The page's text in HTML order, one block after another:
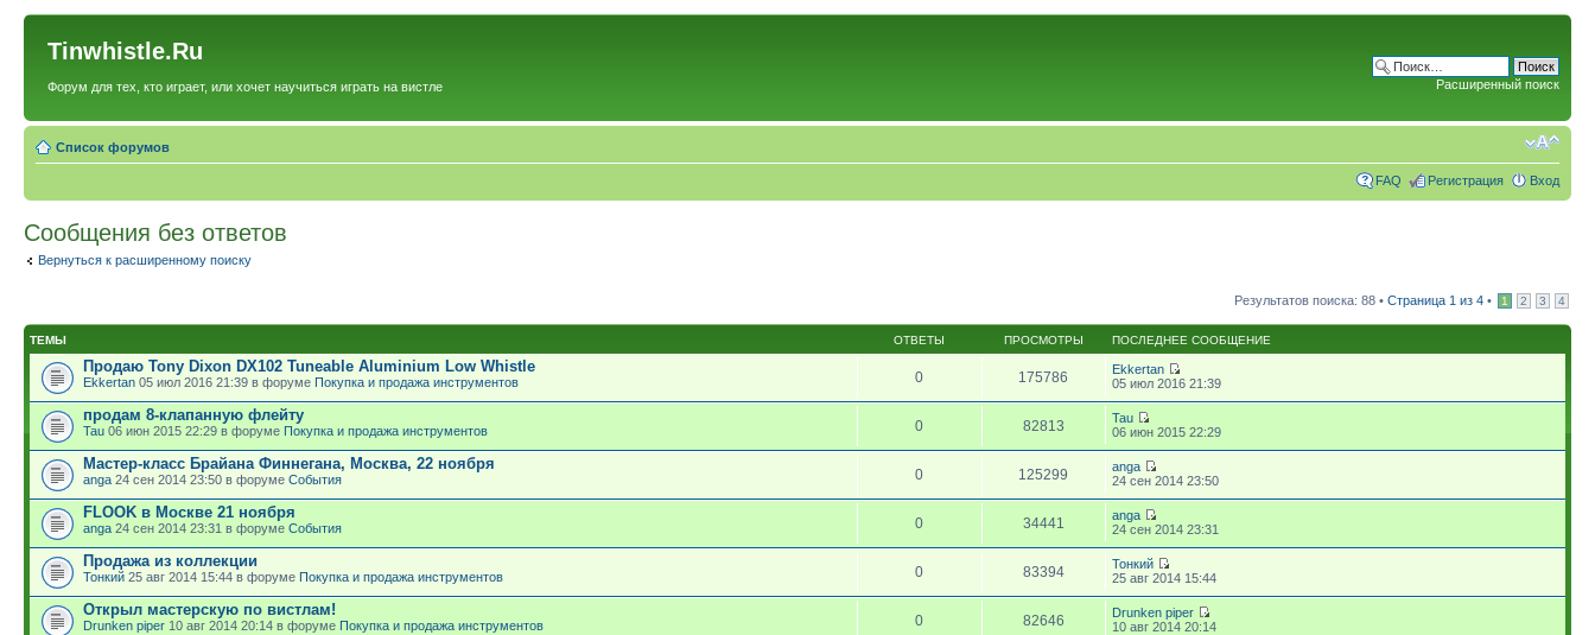
Tinwhistle.Ru
Форум для тех, кто играет, или хочет научиться играть на вистле Расширенный поиск
Список форумов
FAQ Регистрация Вход
Сообщения без ответов
Вернуться к расширенному поиску
Результатов поиска: 88 • Страница 1 из 4 • 1 2 3 4
ТЕМЫ ОТВЕТЫ ПРОСМОТРЫ ПОСЛЕДНЕЕ СООБЩЕНИЕ
Продаю Tony Dixon DX102 Tuneable Aluminium Low Whistle
Ekkertan 05 июл 2016 21:39 в форуме Покупка и продажа инструментов 0 175786
Ekkertan
05 июл 2016 21:39
продам 8-клапанную флейту
Tau 06 июн 2015 22:29 в форуме Покупка и продажа инструментов 0 82813
Tau
06 июн 2015 22:29
Мастер-класс Брайана Финнегана, Москва, 22 ноября
anga 24 сен 2014 23:50 в форуме События 0 125299
anga
24 сен 2014 23:50
FLOOK в Москве 21 ноября
anga 24 сен 2014 23:31 в форуме События 0 34441
anga
24 сен 2014 23:31
Продажа из коллекции
Тонкий 25 авг 2014 15:44 в форуме Покупка и продажа инструментов 0 83394
Тонкий
25 авг 2014 15:44
Открыл мастерскую по вистлам!
Drunken piper 10 авг 2014 20:14 в форуме Покупка и продажа инструментов 0 82646
Drunken piper
10 авг 2014 20:14